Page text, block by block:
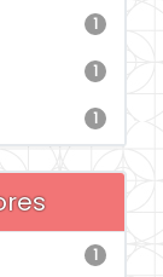
1
1
1
1